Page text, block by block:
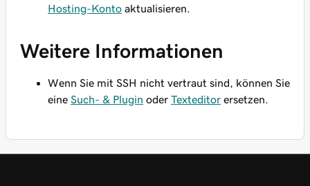
Hosting-Konto aktualisieren.
Weitere Informationen
Wenn Sie mit SSH nicht vertraut sind, können Sie
eine Such- & Plugin oder Texteditor ersetzen.